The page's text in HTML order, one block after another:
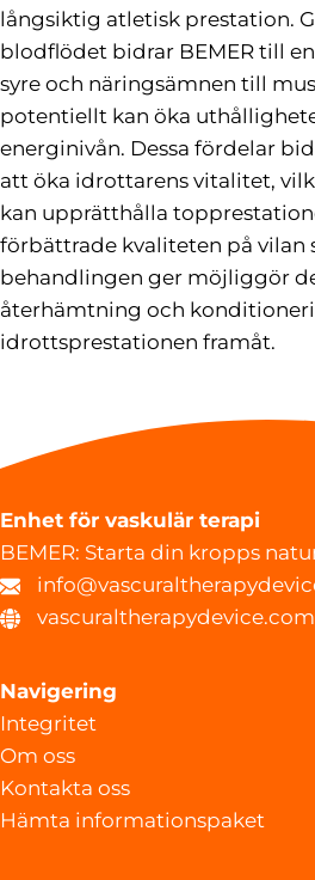
långsiktig atletisk prestation.
blodflödet bidrar BEMER till
syre och näringsämnen till
potentiellt kan öka
energinivån. Dessa fördelar
att öka idrottarens vitalitet,
kan upprätthålla
förbättrade kvaliteten på vilan
behandlingen ger möjliggör
återhämtning och
idrottsprestationen framåt.
Enhet för vaskulär terapi
BEMER: Starta din kropps
vascuraltherapydevice.com
Navigering
Integritet
Om oss
Kontakta oss
Hämta informationspaket